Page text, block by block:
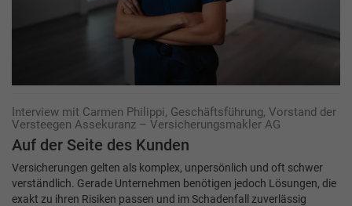
Interview mit Carmen Philippi, Geschäftsführung, Vorstand der
Versteegen Assekuranz – Versicherungsmakler AG
Auf der Seite des Kunden
Versicherungen gelten als komplex, unpersönlich und oft schwer
verständlich. Gerade Unternehmen benötigen jedoch Lösungen, die
exakt zu ihren Risiken passen und im Schadenfall zuverlässig